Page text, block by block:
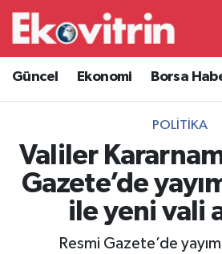
Güncel Ekonomi Borsa
POLITIKA
Valiler
Gazete’de
ile yeni vali
Resmi Gazete’de
Güncel
Ekonomi
Borsa Haberleri
İş Dünyası
Lojistik
Hava Durumu
Trafik Durumu
Süper Lig Puan Durumu ve
Tüm Manşetler
Son Dakika Haberleri